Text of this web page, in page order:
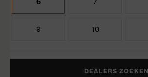
6 7
9 10
DEALERS ZOEKEN